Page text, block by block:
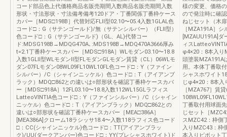
コード部品色上代価格商品名販売期間入数商品名販売期間入数
形状・寸法形状・寸法備考備考120ドア・丁番関係丁番枠ケース
カバー［MDS□198B］代替対応FLⅡ型02.10〜05.4入数1GLAL色
コード□：G（サテンゴールド)/無（サテンシルバー）（FLⅡ型）
色コード□：G（サテンゴールド)（GL、AL)代替コー
ド:MDSG198B→MDQG470A､:MDS198B→MDQ470A3666厚み
t=2.1丁番枠ケースカバー［MDS□918A］WLモダン03.10〜18.8
入数1GLⅡ型WLモダンⅡ型FLモダンGLモダン賃貸（CL）06WLモ
ダン07FLモダン08WL09FL10WL10FL色コード□：Y（ファイン
シルバー）/C（シャインニッケル）色コード□：T（アイアンブ
ラック）MDQ□862との違いは○部形状を確認丁番枠ケースカバ
ー［MDS□918A］12FL03.10〜18.8入数112WL15GLラフィス
LatteoVINTIA色コード□：Y（ファインシルバー）/C（シャイン
ニッケル）色コード□：T（アイアンブラック）MDQ□862との
違いは○部形状を確認丁番枠ケースカバー［MEA□386A］
[MEA386A]クローム18ラシッサ18.4〜入数118ラフィス色コード
□：CC(シャインニッケル)色コード□：TT(アイアンブラッ
ク)/UU(ダークアンバー)色コード□：YY(プレシャスホワイト)ド
様の変更、価格
ので発注時に確
ねじセット（木
［MZA191A］
[MZAUU191A]ダ
ィス
φ4×20：8本入り
頭塗装MZA191A
用。本体丁番取
シャスホワイト
じφ4×20：8本入
［MZA767］賃
丁番取付用球面
じセット［
スMZC42：枠側
入りMZC43：枠
本入りピボット